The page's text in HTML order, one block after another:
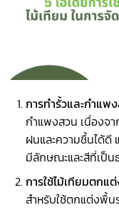
การทำรั้วและกำแพ
กำแพงสวน เนื่องจ
ฝนและความชื้นได้ดี
มีลักษณะและสีที่เป็น
การใช้ไม้เทียมตกแ
สำหรับใช้ตกแต่งพื้น